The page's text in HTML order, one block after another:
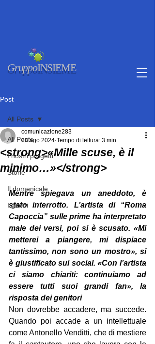
GruppoINSIEME
Post
All Posts
I nostri progetti
Storie
Il domenicale
I giorni
All Posts
<strong>«Mille scuse, è il
minimo…»</strong>
comunicazione283
28 ago 2024 Tempo di lettura: 3 min
Mentre spiegava un aneddoto, è
stato interrotto. L’artista di “Roma
Capoccia” sulle prime ha interpretato
male dei versi, poi si è scusato. «Mi
metterei a piangere, mi dispiace
tantissimo, non sono un mostro», si
è giustificato sui social. «Con l’artista
ci siamo chiariti: continuiamo ad
essere tutti suoi grandi fan», la
risposta dei genitori
Non dovrebbe accadere, ma succede.
Quando poi accade a un intellettuale
come Antonello Venditti, che di mestiere